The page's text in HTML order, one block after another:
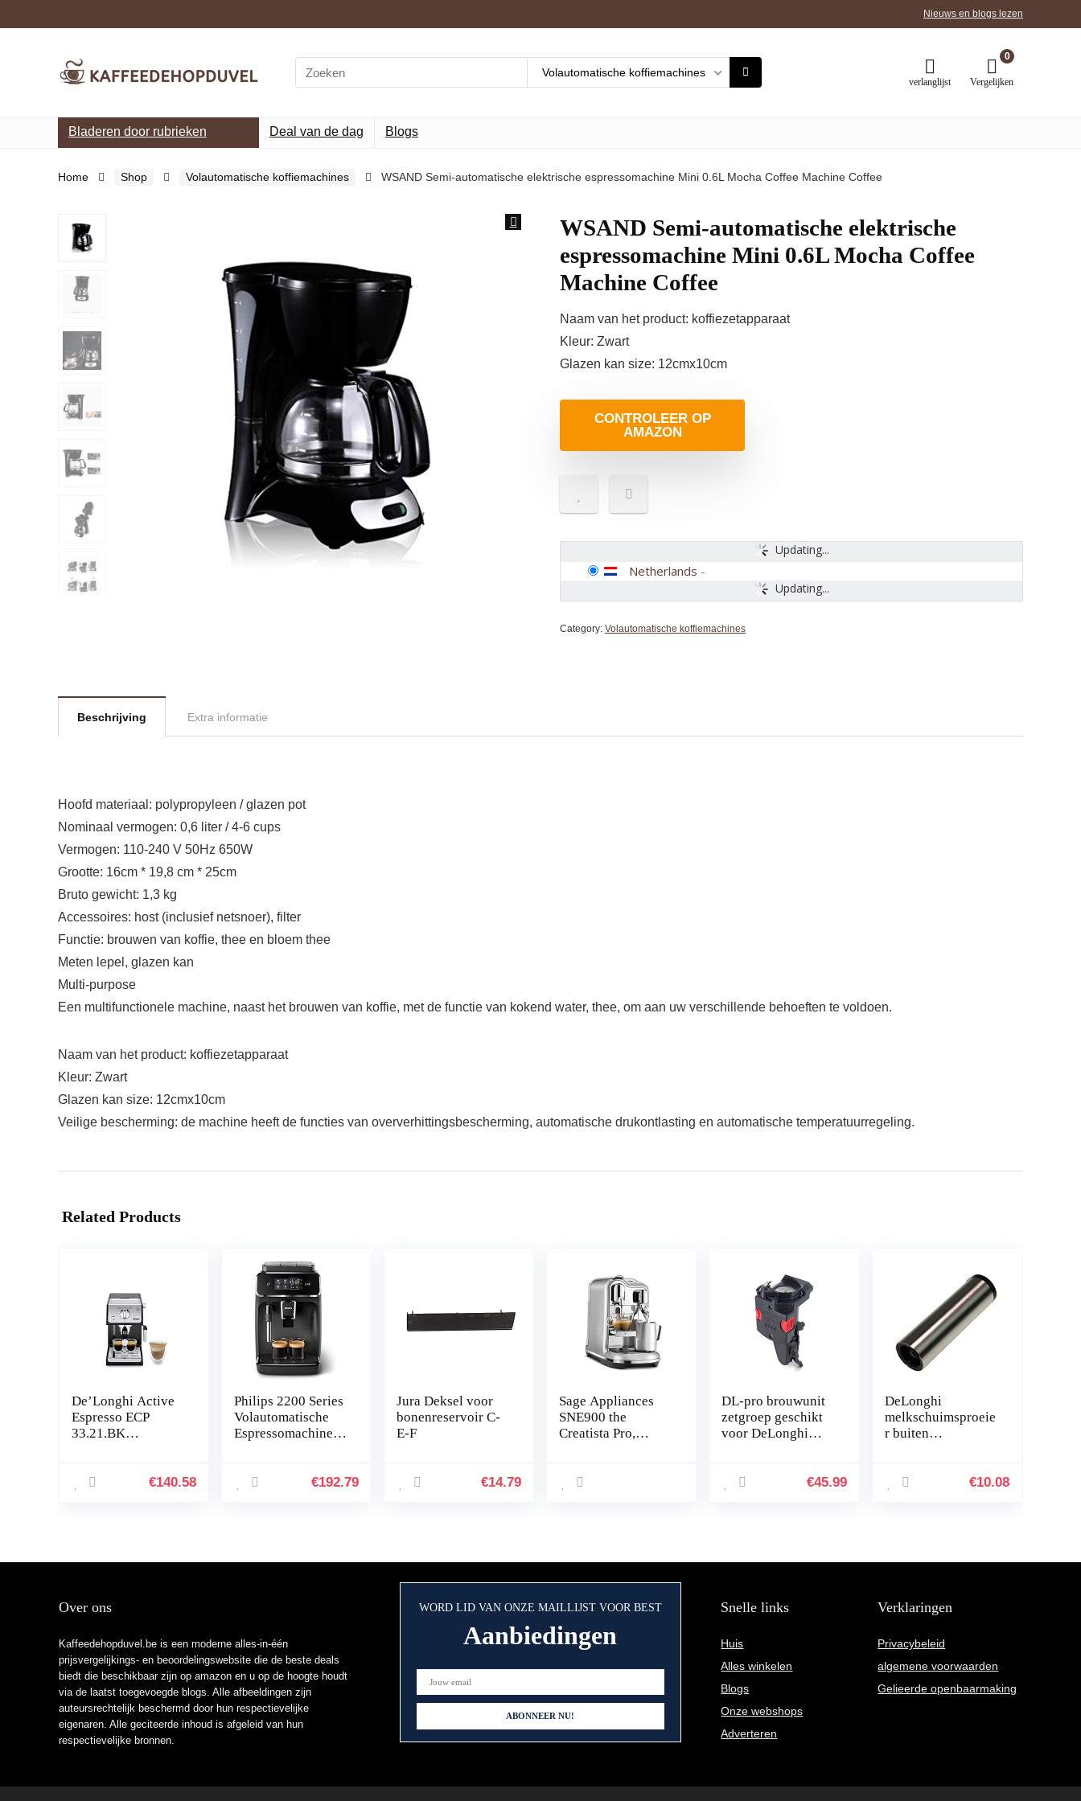
Nieuws en blogs lezen
Search
for:
Volautomatische koffiemachines
verlanglijst
0
Vergelijken
Bladeren door rubrieken Deal van de dag Blogs
Home Shop Volautomatische koffiemachines WSAND Semi-automatische elektrische espressomachine Mini 0.6L Mocha Coffee Machine Coffee
WSAND Semi-automatische elektrische
espressomachine Mini 0.6L Mocha Coffee
Machine Coffee
Naam van het product: koffiezetapparaat
Kleur: Zwart
Glazen kan size: 12cmx10cm
CONTROLEER OP
AMAZON
Updating...
Updating...
Netherlands -
Category: Volautomatische koffiemachines
Beschrijving Extra informatie
Hoofd materiaal: polypropyleen / glazen pot
Nominaal vermogen: 0,6 liter / 4-6 cups
Vermogen: 110-240 V 50Hz 650W
Grootte: 16cm * 19,8 cm * 25cm
Bruto gewicht: 1,3 kg
Accessoires: host (inclusief netsnoer), filter
Functie: brouwen van koffie, thee en bloem thee
Meten lepel, glazen kan
Multi-purpose
Een multifunctionele machine, naast het brouwen van koffie, met de functie van kokend water, thee, om aan uw verschillende behoeften te voldoen.
Naam van het product: koffiezetapparaat
Kleur: Zwart
Glazen kan size: 12cmx10cm
Veilige bescherming: de machine heeft de functies van oververhittingsbescherming, automatische drukontlasting en automatische temperatuurregeling.
Related Products
De’Longhi Active
Espresso ECP
33.21.BK
met aluminium
en
€140.58
Philips 2200 Series
Volautomatische
Espressomachine –
Melkopschuimer,
€192.79
Jura Deksel voor
bonenreservoir C-
E-F
€14.79
Sage Appliances
SNE900 the
Creatista Pro,
Stainless Steel
DL-pro brouwunit
zetgroep geschikt
voor DeLonghi
borsteltje voor
koffiezetapparaat
€45.99
DeLonghi
melkschuimsproeie
r buiten
ESAM03.110
€10.08
Over ons
Kaffeedehopduvel.be is een moderne alles-in-één
prijsvergelijkings- en beoordelingswebsite die de beste deals
biedt die beschikbaar zijn op amazon en u op de hoogte houdt
via de laatst toegevoegde blogs. Alle afbeeldingen zijn
auteursrechtelijk beschermd door hun respectievelijke
eigenaren. Alle geciteerde inhoud is afgeleid van hun
respectievelijke bronnen.
WORD LID VAN ONZE MAILLIJST VOOR BEST
Aanbiedingen
Snelle links
Huis
Alles winkelen
Blogs
Onze webshops
Adverteren
Verklaringen
Privacybeleid
algemene voorwaarden
Gelieerde openbaarmaking